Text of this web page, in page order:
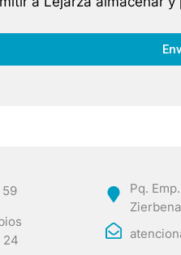
24
Pq.